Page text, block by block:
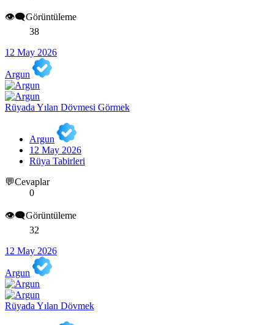
👁️‍🗨️Görüntüleme
38
12 May 2026
Argun
Rüyada Yılan Dövmesi Görmek
Argun
12 May 2026
Rüya Tabirleri
💬Cevaplar
0
👁️‍🗨️Görüntüleme
32
12 May 2026
Argun
Rüyada Yılan Dövmek